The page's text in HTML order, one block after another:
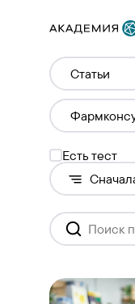
Есть тест